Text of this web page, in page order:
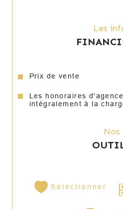
Les
Prix de vente
Les honoraires
intégralement à la
Nos
Sélectionner